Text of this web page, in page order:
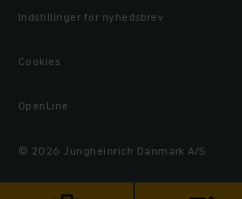
Indstillinger for nyhedsbrev
Cookies
OpenLine
© 2026 Jungheinrich Danmark A/S